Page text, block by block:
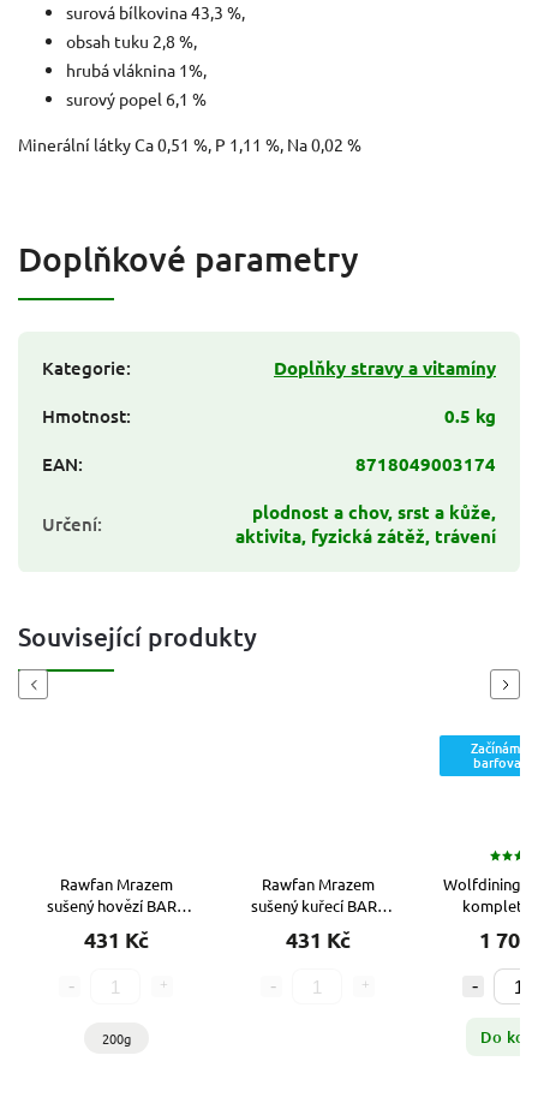
surová bílkovina 43,3 %,
obsah tuku 2,8 %,
hrubá vláknina 1%,
surový popel 6,1 %
Minerální látky Ca 0,51 %, P 1,11 %, Na 0,02 %
Doplňkové parametry
Kategorie:
Doplňky stravy a vitamíny
Hmotnost:
0.5 kg
EAN: 8718049003174
Určení:
plodnost a chov, srst a kůže,
aktivita, fyzická zátěž, trávení
Související produkty
Previous
Rawfan Mrazem
sušený hovězí BARF
kompletní
431 Kč
200g
Rawfan Mrazem
sušený kuřecí BARF
kompletní
431 Kč
Začínáme
barfovat
Wolfdining
kompletní
kvašenou
1 700
Do
Next